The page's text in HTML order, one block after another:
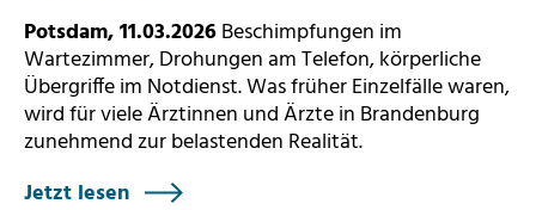
Potsdam, 11.03.2026Beschimpfungen im
Wartezimmer, Drohungen am Telefon, körperliche
Übergriffe im Notdienst. Was früher Einzelfälle waren,
wird für viele Ärztinnen und Ärzte in Brandenburg
zunehmend zur belastenden Realität.
Jetzt lesen